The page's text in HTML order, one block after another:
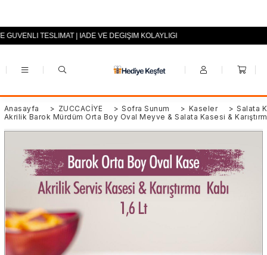
+90 (0553) 694 94 70
TESLİMAT | İADE VE DEĞİŞİM KOLAYLIĞI
Anasayfa > ZÜCCACİYE > Sofra Sunum > Kaseler > Salata
Akrilik Barok Mürdüm Orta Boy Oval Meyve & Salata Kasesi &